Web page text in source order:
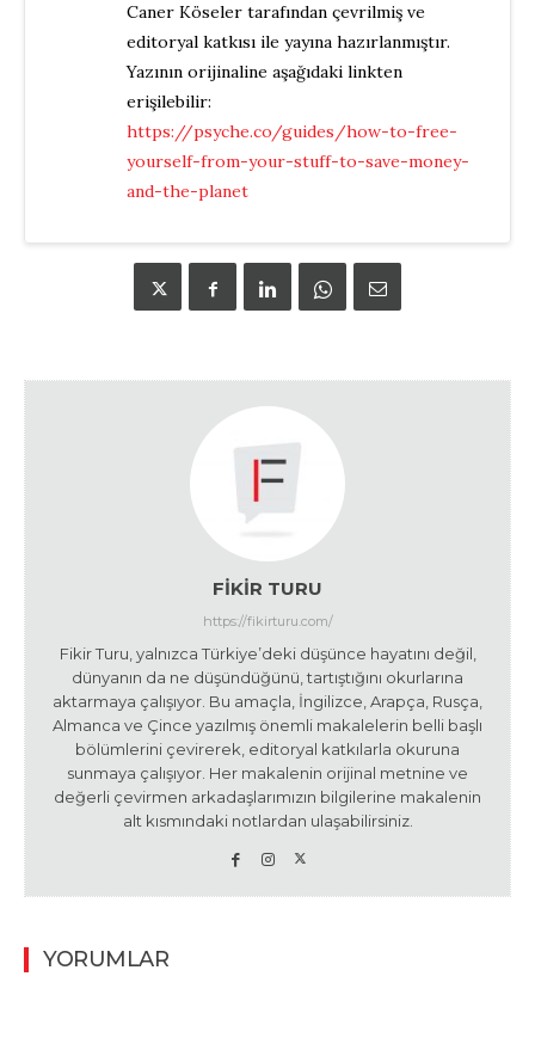
Caner Köseler tarafından çevrilmiş ve
editoryal katkısı ile yayına hazırlanmıştır.
Yazının orijinaline aşağıdaki linkten
erişilebilir:
https://psyche.co/guides/how-to-free-
yourself-from-your-stuff-to-save-money-
and-the-planet
FIKIR TURU
https://fikirturu.com/
Fikir Turu, yalnızca Türkiye’deki düşünce hayatını değil,
dünyanın da ne düşündüğünü, tartıştığını okurlarına
aktarmaya çalışıyor. Bu amaçla, İngilizce, Arapça, Rusça,
Almanca ve Çince yazılmış önemli makalelerin belli başlı
bölümlerini çevirerek, editoryal katkılarla okuruna
sunmaya çalışıyor. Her makalenin orijinal metnine ve
değerli çevirmen arkadaşlarımızın bilgilerine makalenin
alt kısmındaki notlardan ulaşabilirsiniz.
YORUMLAR